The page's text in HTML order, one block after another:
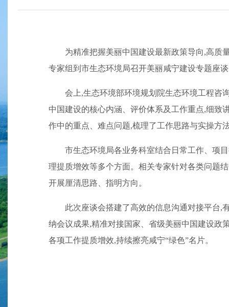
为精准把握美丽中国建设最新政策导向,高质
专家组到市生态环境局召开美丽咸宁建设专题座
会上,生态环境部环境规划院生态环境工程咨
中国建设的核心内涵、评价体系及工作重点,细致
作中的重点、难点问题,梳理了工作思路与实操方
市生态环境局各业务科室结合日常工作、项
理提质增效等多个方面。相关专家针对各类问题
开展厘清思路、指明方向。
此次座谈会搭建了高效的信息沟通对接平台,
纳会议成果,精准对接国家、省级美丽中国建设政
各项工作提质增效,持续擦亮咸宁“绿色”名片。